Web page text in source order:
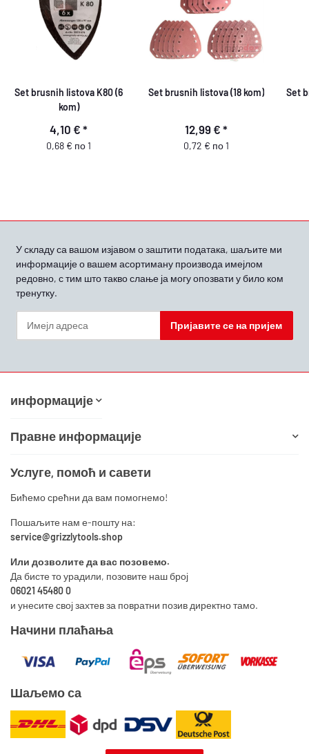
Set brusnih listova K80 (6
kom)
4,10 € *
0,68 € по 1
Set brusnih listova (18 kom)
12,99 € *
0,72 € по 1
Set
У складу са вашом изјавом о заштити података, шаљите ми
информације о вашем асортиману производа имејлом
редовно, с тим што такво слање ја могу опозвати у било ком
тренутку.
Пријавите се на пријем
информације
Правне информације
Услуге, помоћ и савети
Бићемо срећни да вам помогнемо!
Пошаљите нам е-пошту на:
service@grizzlytools.shop
Или дозволите да вас позовемо.
Да бисте то урадили, позовите наш број
06021 45480 0
и унесите свој захтев за повратни позив директно тамо.
Начини плаћања
Шаљемо са